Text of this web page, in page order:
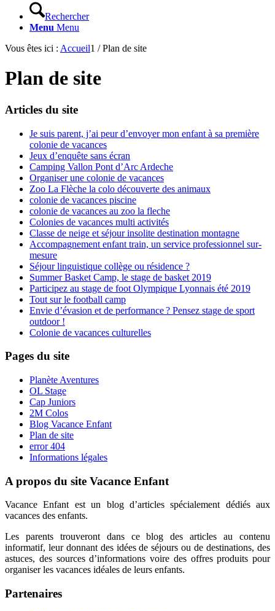
Rechercher
Menu Menu
Vous êtes ici : Accueil1 / Plan de site
Plan de site
Articles du site
Je suis parent, j’ai peur d’envoyer mon enfant à sa première
colonie de vacances
Jeux d’enquête sans écran
Camping Vallon Pont d’Arc Ardeche
Organiser une colonie de vacances
Zoo La Flèche la colo découverte des animaux
colonie de vacances piscine
colonie de vacances au zoo la fleche
Colonies de vacances multi activités
Classe de neige et séjour insolite destination montagne
Accompagnement enfant train, un service professionnel sur-
mesure
Séjour linguistique collège ou résidence ?
Summer Basket Camp, le stage de basket 2019
Participez au stage de foot Olympique Lyonnais été 2019
Tout sur le football camp
Envie d’évasion et de performance ? Pensez stage de sport
outdoor !
Colonie de vacances culturelles
Pages du site
Planète Aventures
OL Stage
Cap Juniors
2M Colos
Blog Vacance Enfant
Plan de site
error 404
Informations légales
A propos du site Vacance Enfant
Vacance Enfant est un blog d’articles spécialement dédiés aux
vacances des enfants.
Les parents trouveront dans ce blog des articles au contenu
informatif, leur donnant des idées de séjours ou de destinations, des
astuces, des sources d’informations voire des offres produits pour
organiser les vacances idéales de leurs enfants.
Partenaires